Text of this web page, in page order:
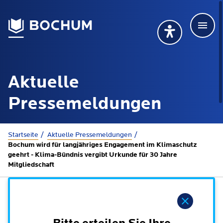
Übersetzung
Deutsch
Aktuelle
Pressemeldungen
Startseite Aktuelle Presse­meldungen
Bochum wird für langjähriges Engagement im Klimaschutz
geehrt - Klima-Bündnis vergibt Urkunde für 30 Jahre
Mitgliedschaft
Übersetzung wählen (öffnet sich in Google
Deutsch
115 anrufen
Rathaus
Online-Dienste - Serviceportal
Lebenslagen